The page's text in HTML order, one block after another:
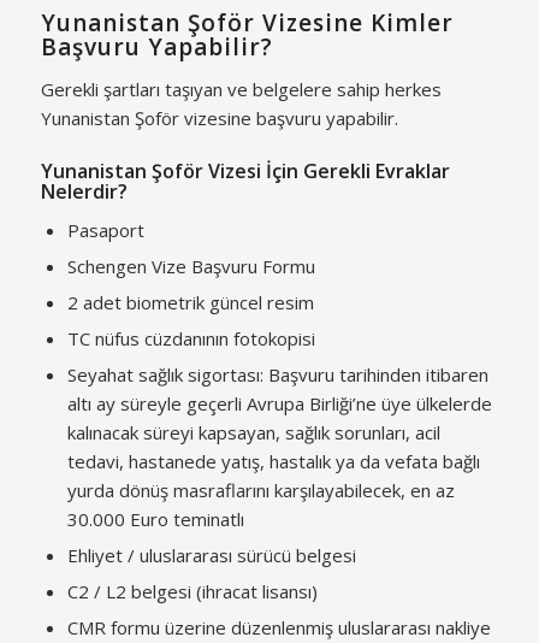
Yunanistan Şoför Vizesine Kimler
Başvuru Yapabilir?
Gerekli şartları taşıyan ve belgelere sahip herkes
Yunanistan Şoför vizesine başvuru yapabilir.
Yunanistan Şoför Vizesi İçin Gerekli Evraklar
Nelerdir?
Pasaport
Schengen Vize Başvuru Formu
2 adet biometrik güncel resim
TC nüfus cüzdanının fotokopisi
Seyahat sağlık sigortası: Başvuru tarihinden itibaren
altı ay süreyle geçerli Avrupa Birliği’ne üye ülkelerde
kalınacak süreyi kapsayan, sağlık sorunları, acil
tedavi, hastanede yatış, hastalık ya da vefata bağlı
yurda dönüş masraflarını karşılayabilecek, en az
30.000 Euro teminatlı
Ehliyet / uluslararası sürücü belgesi
C2 / L2 belgesi (ihracat lisansı)
CMR formu üzerine düzenlenmiş uluslararası nakliye